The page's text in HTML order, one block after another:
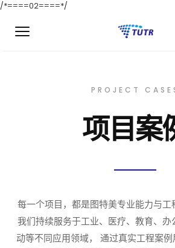
/*====02====*/
PROJECT
项目案
每一个项目，都是图特美专业能力与工
我们持续服务于工业、医疗、教育、
动等不同应用领域， 通过真实工程案